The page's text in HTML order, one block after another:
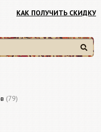
КАК ПОЛУЧИТЬ СКИДКУ
Найти
(79)